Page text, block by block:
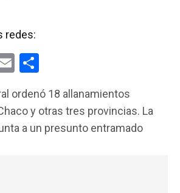
redes:
E
ail m
p
ar
ordenó 18 allanamientos
y otras tres provincias. La
a un presunto entramado